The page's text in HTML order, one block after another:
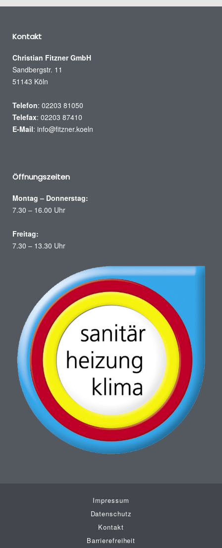
Kontakt
Christian Fitzner GmbH
Sandbergstr. 11
51143 Köln
Telefon: 02203 81050
Telefax: 02203 87410
E-Mail: info@fitzner.koeln
Öffnungszeiten
Montag – Donnerstag:
7.30 – 16.00 Uhr
Freitag:
7.30 – 13.30 Uhr
Impressum
Datenschutz
Kontakt
Barrierefreiheit